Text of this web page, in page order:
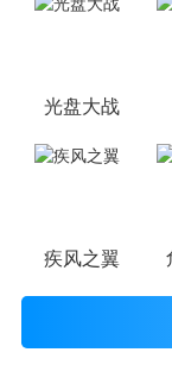
光盘大战
疾风之翼